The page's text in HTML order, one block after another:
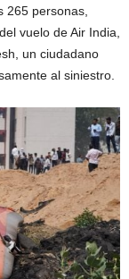
265 personas,
vuelo de Air India,
un ciudadano
al siniestro.